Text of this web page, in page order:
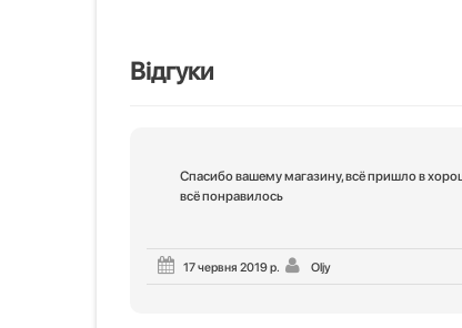
Відгуки
Спасибо вашему магазину, всё пришло в
всё понравилось
17 червня 2019 р. Oljy